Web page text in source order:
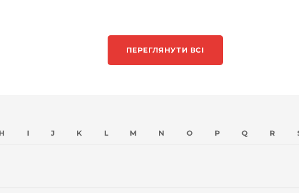
ПЕРЕГЛЯНУТИ ВСІ
H I J K L M N O P Q R